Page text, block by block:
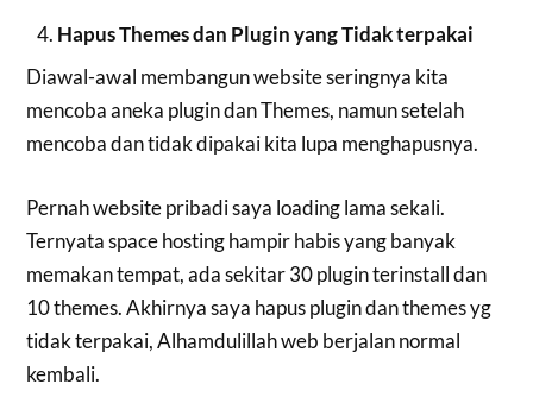
Hapus Themes dan Plugin yang Tidak terpakai
Diawal-awal membangun website seringnya kita
mencoba aneka plugin dan Themes, namun setelah
mencoba dan tidak dipakai kita lupa menghapusnya.
Pernah website pribadi saya loading lama sekali.
Ternyata space hosting hampir habis yang banyak
memakan tempat, ada sekitar 30 plugin terinstall dan
10 themes. Akhirnya saya hapus plugin dan themes yg
tidak terpakai, Alhamdulillah web berjalan normal
kembali.